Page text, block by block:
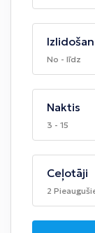
No - līdz
Naktis
3 - 15
Ceļotāji
2